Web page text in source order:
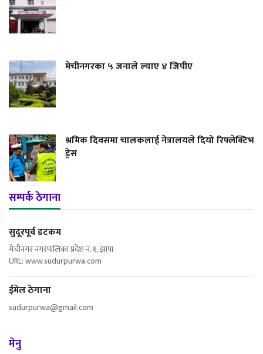
मेचीनगरका ५ जनाले ल्याए ४ जिपीए
श्रमिक दिवसमा चालकलाई नेत्रालयले दियो रिफ्लेक्टिभ
ड्रेस
सम्पर्क ठेगाना
सुदूरपूर्व डटकम
मेचीनगर नगरपालिका प्रदेश नं. १, झापा
URL: www.sudurpurwa.com
ईमेल ठेगाना
sudurpurwa@gmail.com
मेनु